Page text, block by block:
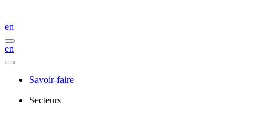
en
en
Savoir-faire
Secteurs